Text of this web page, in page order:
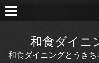
和食ダイニ
和食ダイニングとうき